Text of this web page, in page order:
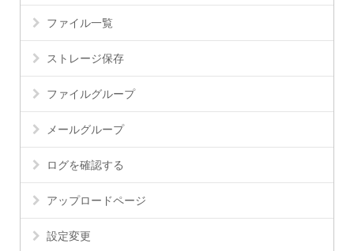
ファイル一覧
ストレージ保存
ファイルグループ
メールグループ
ログを確認する
アップロードページ
設定変更